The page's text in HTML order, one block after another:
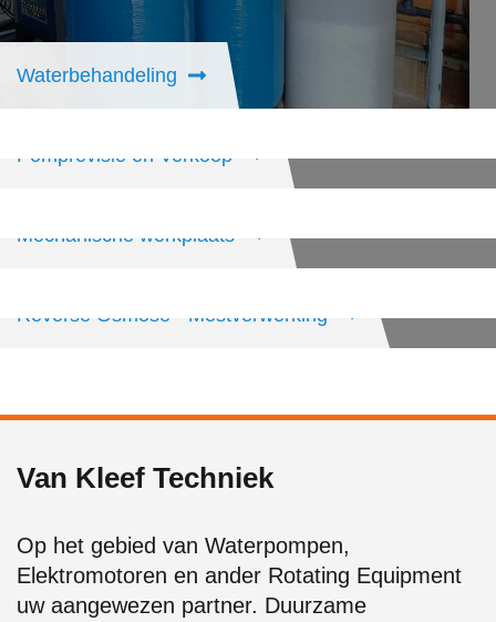
Waterbehandeling
Pomprevisie en Verkoop
Mechanische werkplaats
Reverse Osmose - Mestverwerking
Van Kleef Techniek
Op het gebied van Waterpompen,
Elektromotoren en ander Rotating Equipment
uw aangewezen partner. Duurzame